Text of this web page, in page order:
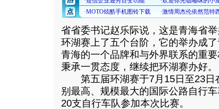
省省委书记赵乐际说，这是青海省
环湖赛上了五个台阶，它的举办成
青海的一个品牌和与外界联系的重
秉承一贯态度，继续把环湖赛办好。
第五届环湖赛于7月15日至23日
别最高、规模最大的国际公路自行
20支自行车队参加本次比赛。